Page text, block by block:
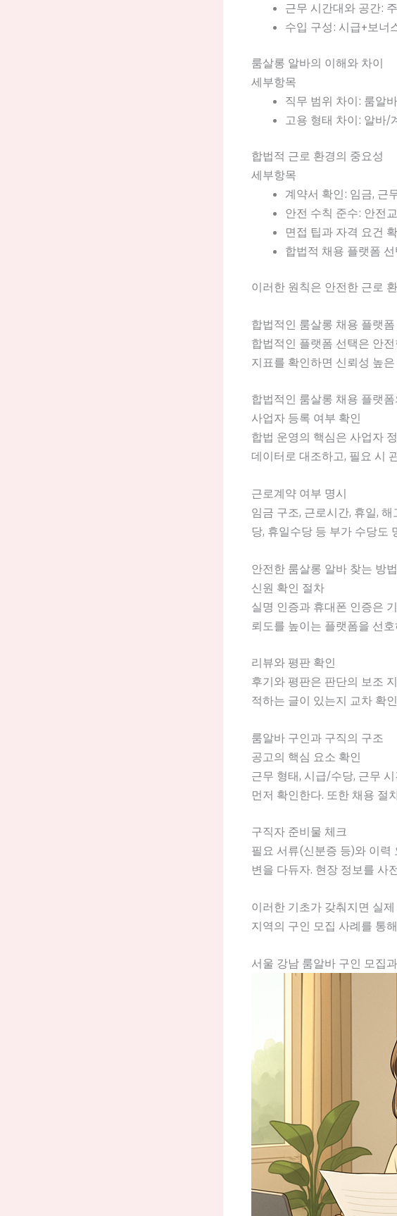
근무 시간대와 공간:
수입 구성: 시급+보너
룸살롱 알바의 이해와 차이
세부항목
직무 범위 차이: 룸알
고용 형태 차이: 알바/
합법적 근로 환경의 중요성
세부항목
계약서 확인: 임금, 근
안전 수칙 준수: 안전
면접 팁과 자격 요건
합법적 채용 플랫폼
이러한 원칙은 안전한 근로
합법적인 룸살롱 채용 플랫폼
합법적인 플랫폼 선택은 안
지표를 확인하면 신뢰성 높
합법적인 룸살롱 채용 플랫폼
사업자 등록 여부 확인
합법 운영의 핵심은 사업자
데이터로 대조하고, 필요 시
근로계약 여부 명시
임금 구조, 근로시간, 휴일,
당, 휴일수당 등 부가 수당도
안전한 룸살롱 알바 찾는 방법
신원 확인 절차
실명 인증과 휴대폰 인증은
뢰도를 높이는 플랫폼을 선호
리뷰와 평판 확인
후기와 평판은 판단의 보조
적하는 글이 있는지 교차 확
룸알바 구인과 구직의 구조
공고의 핵심 요소 확인
근무 형태, 시급/수당, 근무
먼저 확인한다. 또한 채용 절
구직자 준비물 체크
필요 서류(신분증 등)와 이력
변을 다듀자. 현장 정보를 사
이러한 기초가 갖춰지면 실
지역의 구인 모집 사례를 통
서울 강남 룸알바 구인 모집